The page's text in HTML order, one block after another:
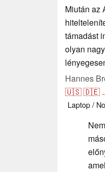
Miután az
támadást
olyan
Hannes
🇺🇸🇩🇪
Laptop /